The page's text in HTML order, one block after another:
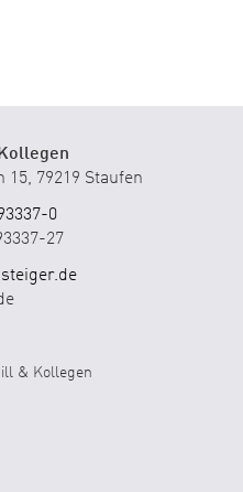
15, 79219 Staufen
0
27
& Kollegen